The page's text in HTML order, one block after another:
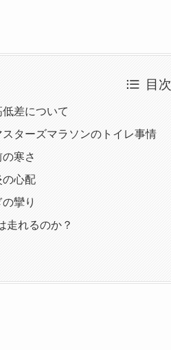
目次
差について
スターズマラソンのトイレ事情
寒さ
の心配
攣り
走れるのか？